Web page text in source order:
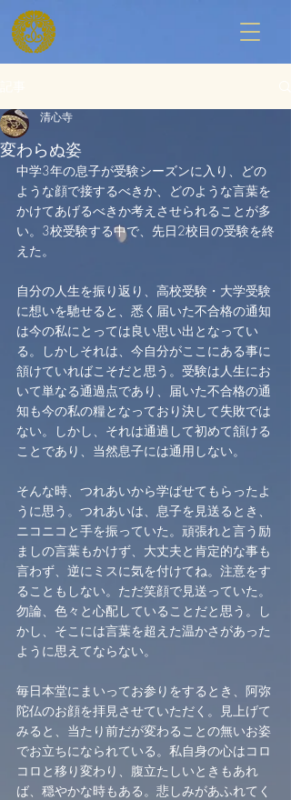
変わらぬ姿
清心寺
中学3年の息子が受験シーズンに入り、どの
ような顔で接するべきか、どのような言葉を
かけてあげるべきか考えさせられることが多
い。3校受験する中で、先日2校目の受験を終
えた。
自分の人生を振り返り、高校受験・大学受験
に想いを馳せると、悉く届いた不合格の通知
は今の私にとっては良い思い出となってい
る。しかしそれは、今自分がここにある事に
頷けていればこそだと思う。受験は人生にお
いて単なる通過点であり、届いた不合格の通
知も今の私の糧となっており決して失敗では
ない。しかし、それは通過して初めて頷ける
ことであり、当然息子には通用しない。
そんな時、つれあいから学ばせてもらったよ
うに思う。つれあいは、息子を見送るとき、
ニコニコと手を振っていた。頑張れと言う励
ましの言葉もかけず、大丈夫と肯定的な事も
言わず、逆にミスに気を付けてね。注意をす
ることもしない。ただ笑顔で見送っていた。
勿論、色々と心配していることだと思う。し
かし、そこには言葉を超えた温かさがあった
ように思えてならない。
毎日本堂にまいってお参りをするとき、阿弥
陀仏のお顔を拝見させていただく。見上げて
みると、当たり前だが変わることの無いお姿
でお立ちになられている。私自身の心はコロ
コロと移り変わり、腹立たしいときもあれ
ば、穏やかな時もある。悲しみがあふれてく